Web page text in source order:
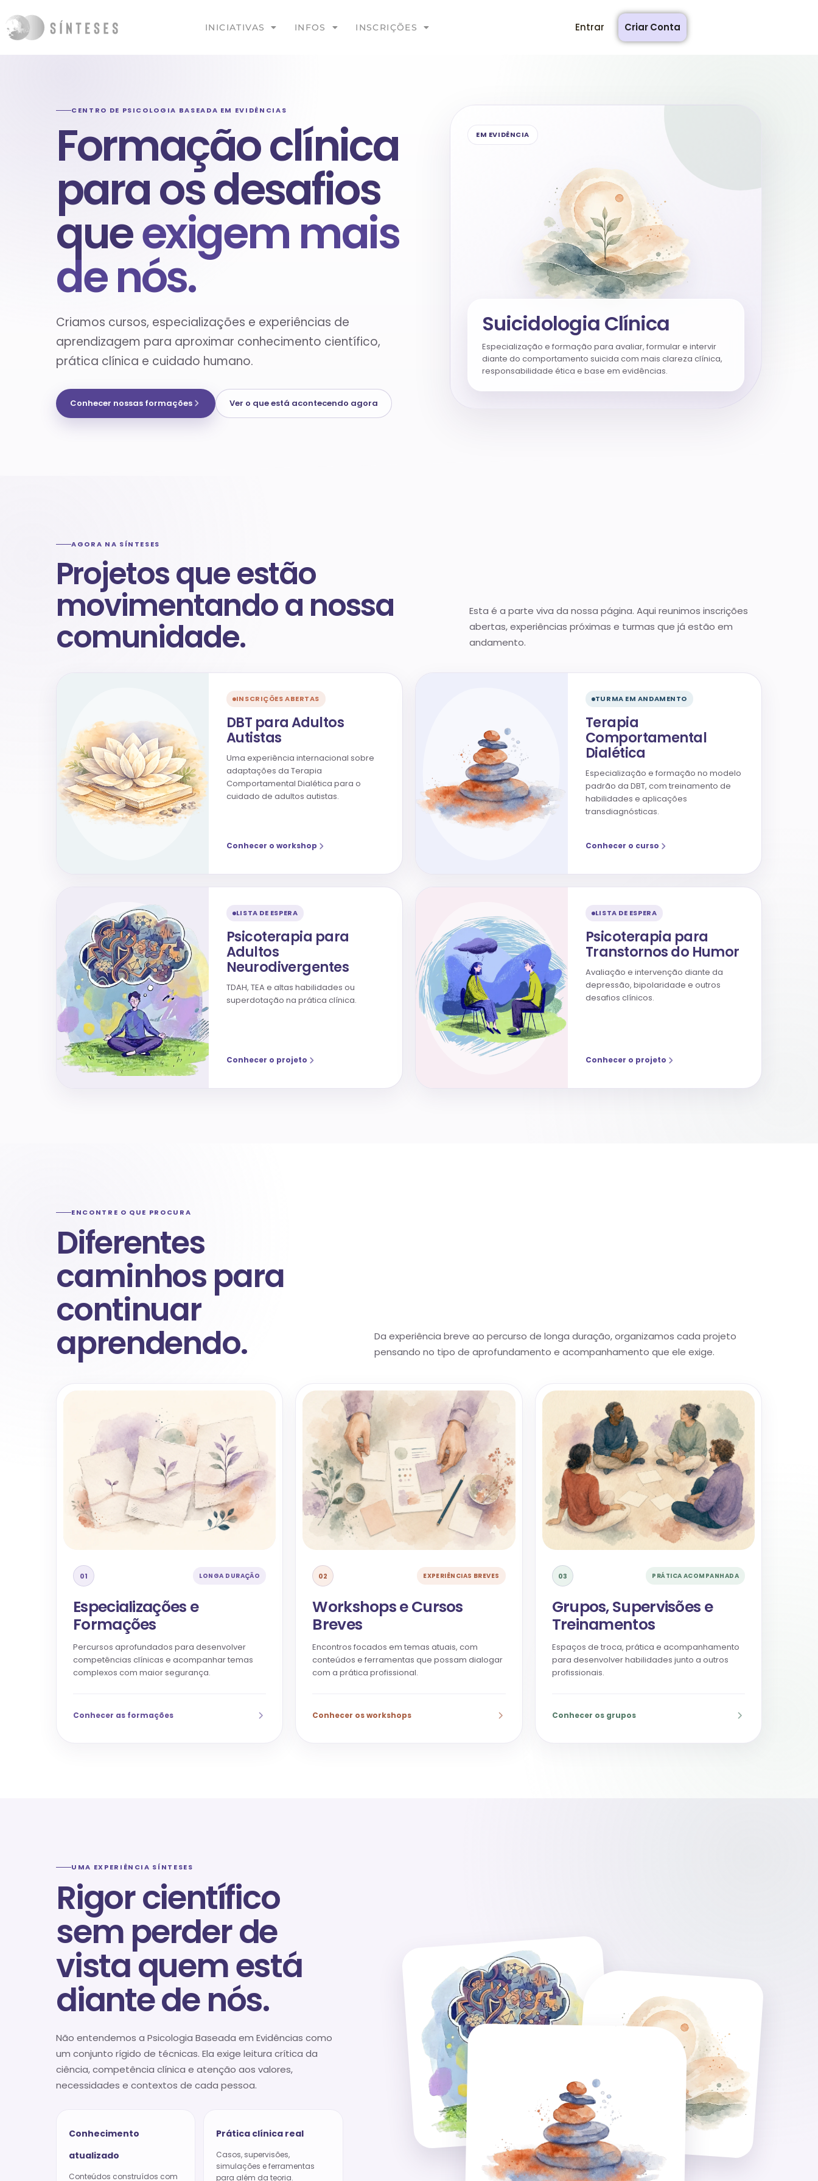
INICIATIVAS INFOS INSCRIÇÕES Entrar Criar Conta
CENTRO DE PSICOLOGIA BASEADA EM EVIDÊNCIAS
Formação clínica
para os desafios
queexigem mais
de nós.
Criamos cursos, especializações e experiências de
aprendizagem para aproximar conhecimento científico,
prática clínica e cuidado humano.
Conhecer nossas formações Ver o que está acontecendo agora
EM EVIDÊNCIA
Suicidologia Clínica
Especialização e formação para avaliar, formular e intervir
diante do comportamento suicida com mais clareza clínica,
responsabilidade ética e base em evidências.
AGORA NA SÍNTESES
Projetos que estão
movimentando a nossa
comunidade.
Esta é a parte viva da nossa página. Aqui reunimos inscrições
abertas, experiências próximas e turmas que já estão em
andamento.
INSCRIÇÕES ABERTAS
DBT para Adultos
Autistas
Uma experiência internacional sobre
adaptações da Terapia
Comportamental Dialética para o
cuidado de adultos autistas.
Conhecer o workshop
TURMA EM ANDAMENTO
Terapia
Comportamental
Dialética
Especialização e formação no modelo
padrão da DBT, com treinamento de
habilidades e aplicações
transdiagnósticas.
Conhecer o curso
LISTA DE ESPERA
Psicoterapia para
Adultos
Neurodivergentes
TDAH, TEA e altas habilidades ou
superdotação na prática clínica.
Conhecer o projeto
LISTA DE ESPERA
Psicoterapia para
Transtornos do Humor
Avaliação e intervenção diante da
depressão, bipolaridade e outros
desafios clínicos.
Conhecer o projeto
ENCONTRE O QUE PROCURA
Diferentes
caminhos para
continuar
aprendendo.
Da experiência breve ao percurso de longa duração, organizamos cada projeto
pensando no tipo de aprofundamento e acompanhamento que ele exige.
01 LONGA DURAÇÃO
Especializações e
Formações
Percursos aprofundados para desenvolver
competências clínicas e acompanhar temas
complexos com maior segurança.
Conhecer as formações
02 EXPERIÊNCIAS BREVES
Workshops e Cursos
Breves
Encontros focados em temas atuais, com
conteúdos e ferramentas que possam dialogar
com a prática profissional.
Conhecer os workshops
03 PRÁTICA ACOMPANHADA
Grupos, Supervisões e
Treinamentos
Espaços de troca, prática e acompanhamento
para desenvolver habilidades junto a outros
profissionais.
Conhecer os grupos
UMA EXPERIÊNCIA SÍNTESES
Rigor científico
sem perder de
vista quem está
diante de nós.
Não entendemos a Psicologia Baseada em Evidências como
um conjunto rígido de técnicas. Ela exige leitura crítica da
ciência, competência clínica e atenção aos valores,
necessidades e contextos de cada pessoa.
Conhecimento
atualizado
Conteúdos construídos com
Prática clínica real
Casos, supervisões,
simulações e ferramentas
para além da teoria.